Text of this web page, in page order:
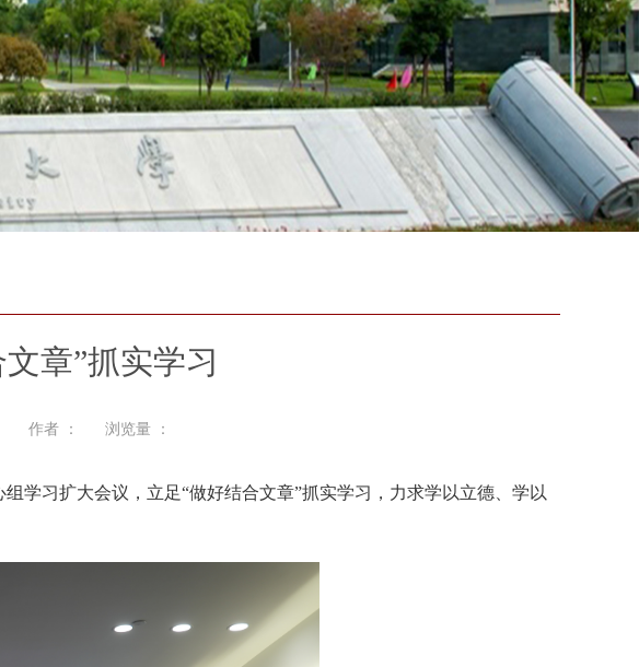
章”抓实学习
森 作者 ： 浏览量 ：
学习扩大会议，立足“做好结合文章”抓实学习，力求学以立德、学以